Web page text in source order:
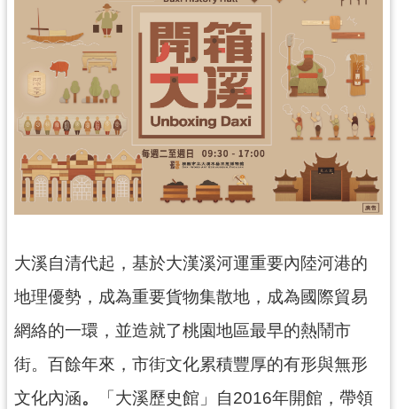
習
源
認
識
木
博
訊
公
告
工
園
地
大溪自清代起，基於大漢溪河運重要內陸河港的
地理優勢，成為重要貨物集散地，成為國際貿易
網絡的一環，並造就了桃園地區最早的熱鬧市
街。百餘年來，市街文化累積豐厚的有形與無形
文化內涵。
「大溪歷史館」自2016年開館，帶領